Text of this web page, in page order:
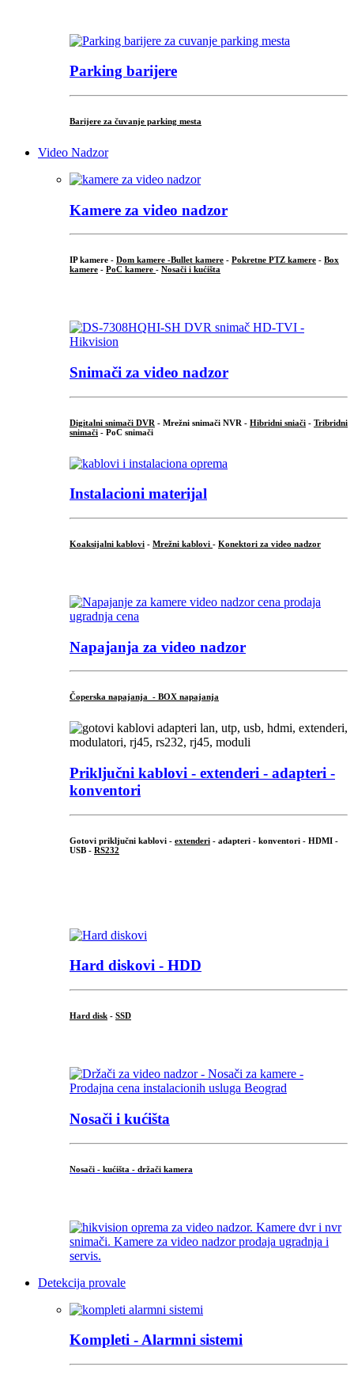
Parking barijere
Barijere za čuvanje parking mesta
Video Nadzor
Kamere za video nadzor
IP kamere - Dom kamere -Bullet kamere - Pokretne PTZ kamere - Box
kamere - PoC kamere - Nosači i kućišta
Snimači za video nadzor
Digitalni snimači DVR - Mrežni snimači NVR - Hibridni sniači - Tribridni
snimači - PoC snimači
Instalacioni materijal
Koaksijalni kablovi - Mrežni kablovi - Konektori za video nadzor
Napajanja za video nadzor
Čoperska napajanja - BOX napajanja
Priključni kablovi - extenderi - adapteri -
konventori
Gotovi priključni kablovi - extenderi - adapteri - konventori - HDMI -
USB - RS232
Hard diskovi - HDD
Hard disk - SSD
Nosači i kućišta
Nosači - kućišta - držači kamera
Detekcija provale
Kompleti - Alarmni sistemi